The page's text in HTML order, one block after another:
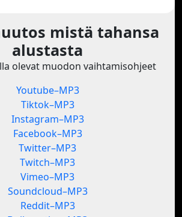
mistä tahansa
alustasta
olevat muodon vaihtamisohjeet
Youtube–MP3
Tiktok–MP3
Instagram–MP3
Facebook–MP3
Twitter–MP3
Twitch–MP3
Vimeo–MP3
Soundcloud–MP3
Reddit–MP3